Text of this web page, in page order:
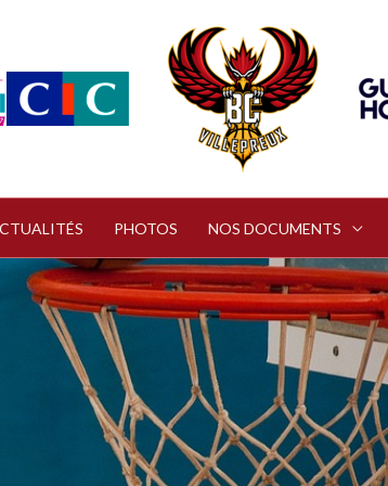
PHOTOS NOS DOCUMENTS